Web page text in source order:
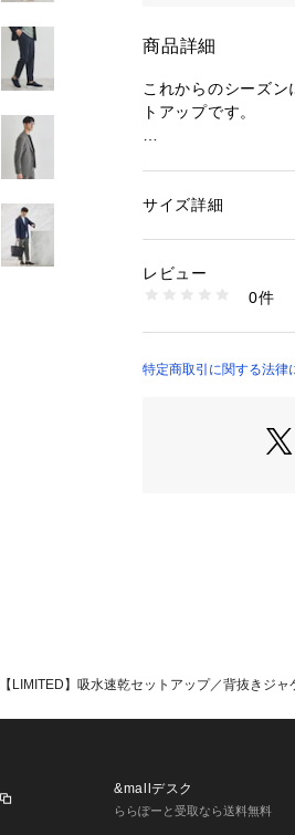
商品詳細
これからのシーズン
トアップです。
ジャケットは2Bの
パンツはイージーパ
コンセプトで作られ
フロントが2WAY仕
・吸汗速乾性があ
・裏地：背抜き仕立
パンツ
・ウエスト総ゴム
・裏地なし
性別：メンズ
0％ パンツ: ポリエステ
生産国：中国製
G87-61900 （ショッ
サイズ詳細
レビュー
0件
特定商取引に関する法律
【LIMITED】吸水速乾セットアップ／背抜きジ
&mallデスク
ららぽーと受取なら送料無料